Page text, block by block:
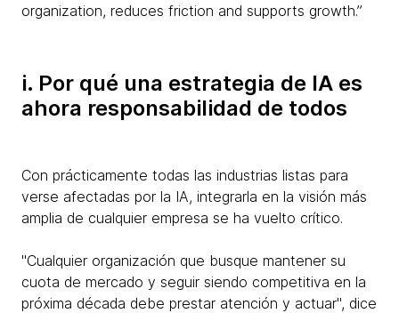
organization, reduces friction and supports growth.”
i. Por qué una estrategia de IA es
ahora responsabilidad de todos
Con prácticamente todas las industrias listas para
verse afectadas por la IA, integrarla en la visión más
amplia de cualquier empresa se ha vuelto crítico.
"Cualquier organización que busque mantener su
cuota de mercado y seguir siendo competitiva en la
próxima década debe prestar atención y actuar", dice